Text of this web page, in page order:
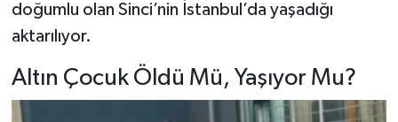
doğumlu olan Sinci’nin İstanbul’da yaşadığı
aktarılıyor.
Altın Çocuk Öldü Mü, Yaşıyor Mu?